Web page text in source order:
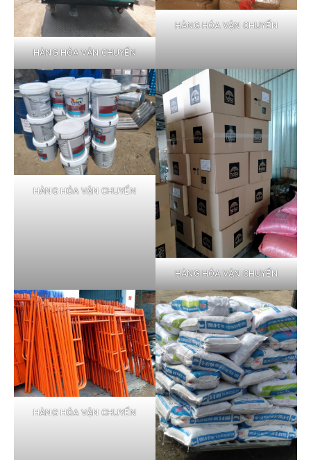
HÀNG HÓA VẬN CHUYỂN
HÀNG HÓA VẬN CHUYỂN
HÀNG HÓA VẬN CHUYỂN
HÀNG HÓA VẬN CHUYỂN
HÀNG HÓA VẬN CHUYỂN